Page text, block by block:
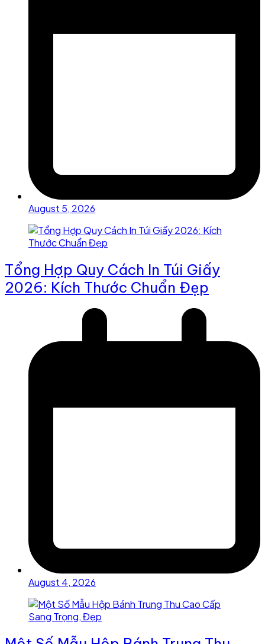
August 5, 2026
Tổng Hợp Quy Cách In Túi Giấy
2026: Kích Thước Chuẩn Đẹp
August 4, 2026